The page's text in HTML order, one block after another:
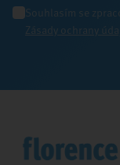
Souhlasím se
Zásady ochrany